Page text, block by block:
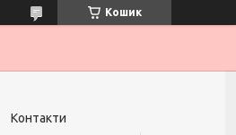
Кошик
Контакти